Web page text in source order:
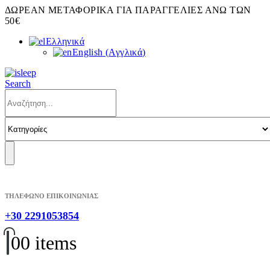
ΔΩΡΕΑΝ ΜΕΤΑΦΟΡΙΚΑ ΓΙΑ ΠΑΡΑΓΓΕΛΙΕΣ ΑΝΩ ΤΩΝ
50€
Ελληνικά
English (Αγγλικά)
Search
ΤΗΛΕΦΩΝΟ ΕΠΙΚΟΙΝΩΝΙΑΣ
+30 2291053854
00 items